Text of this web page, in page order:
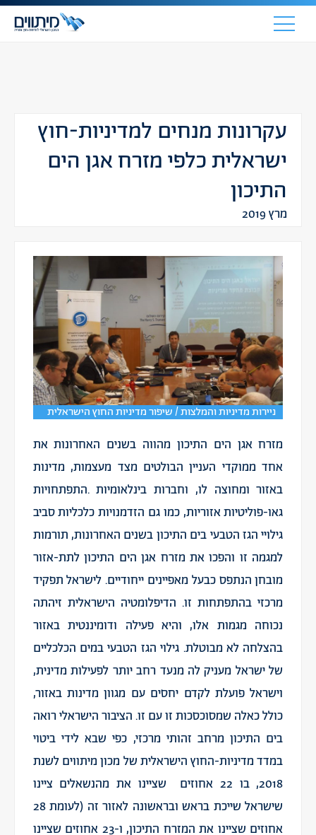
עקרונות מנחים למדיניות-חוץ
ישראלית כלפי מזרח אגן הים
התיכון
מרץ 2019
ניירות מדיניות והמלצות / שיפור מדיניות החוץ הישראלית
מזרח אגן הים התיכון מהווה בשנים האחרונות את
אחד ממוקדי העניין הבולטים מצד מעצמות, מדינות
באזור ומחוצה לו, וחברות בינלאומיות .התפתחויות
גאו-פוליטיות אזוריות, כמו גם הזדמנויות כלכליות סביב
גילויי הגז הטבעי בים התיכון בשנים האחרונות, תורמות
למגמה זו והפכו את מזרח אגן הים התיכון לתת-אזור
מובחן הנתפס כבעל מאפיינים ייחודיים. לישראל תפקיד
מרכזי בהתפתחות זו. הדיפלומטיה הישראלית זיהתה
נכוחה מגמות אלו, והיא פעילה ודומיננטית באזור
בהצלחה לא מבוטלת. גילוי הגז הטבעי במים הכלכליים
של ישראל מעניק לה מנעד רחב יותר לפעילות מדינית,
וישראל פועלת לקדם יחסים עם מגוון מדינות באזור,
כולל כאלה שמסוכסכות זו עם זו. הציבור הישראלי רואה
בים התיכון מרחב זהותי מרכזי, כפי שבא לידי ביטוי
במדד מדיניות-החוץ הישראלית של מכון מיתווים לשנת
2018, בו 22 אחוזים שציינו את מהנשאלים ציינו
שישראל שייכת בראש ובראשונה לאזור זה (לעומת 28
אחוזים שציינו את המזרח התיכון, ו-23 אחוזים שציינו